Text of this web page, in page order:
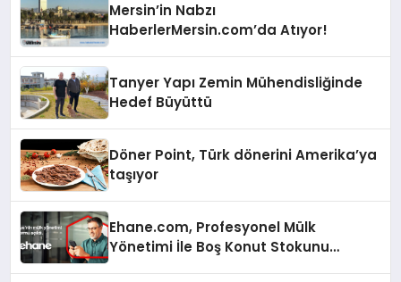
Mersin’in Nabzı
HaberlerMersin.com’da Atıyor!
Tanyer Yapı Zemin Mühendisliğinde
Hedef Büyüttü
Döner Point, Türk dönerini Amerika’ya
taşıyor
Ehane.com, Profesyonel Mülk
Yönetimi İle Boş Konut Stokunu